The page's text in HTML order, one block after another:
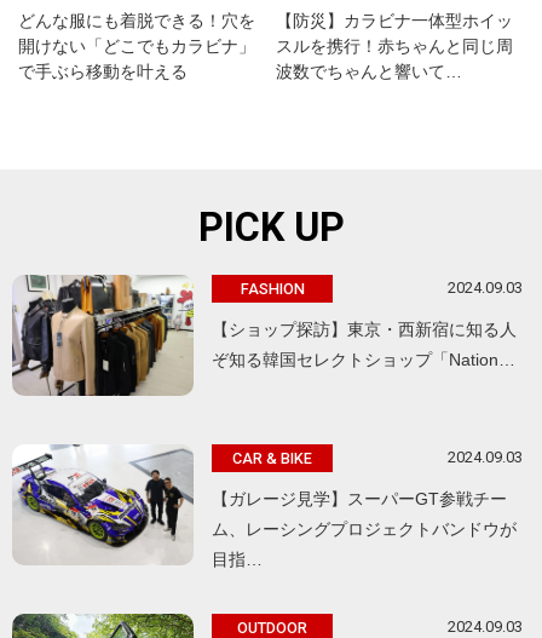
どんな服にも着脱できる！穴を
開けない「どこでもカラビナ」
で手ぶら移動を叶える
【防災】カラビナ一体型ホイッ
スルを携行！赤ちゃんと同じ周
波数でちゃんと響いて…
PICK UP
FASHION 2024.09.03
【ショップ探訪】東京・西新宿に知る人
ぞ知る韓国セレクトショップ「Nation…
CAR & BIKE 2024.09.03
【ガレージ見学】スーパーGT参戦チー
ム、レーシングプロジェクトバンドウが
目指…
OUTDOOR 2024.09.03